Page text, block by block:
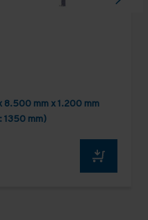
mm x 1.200 mm
1350 mm)